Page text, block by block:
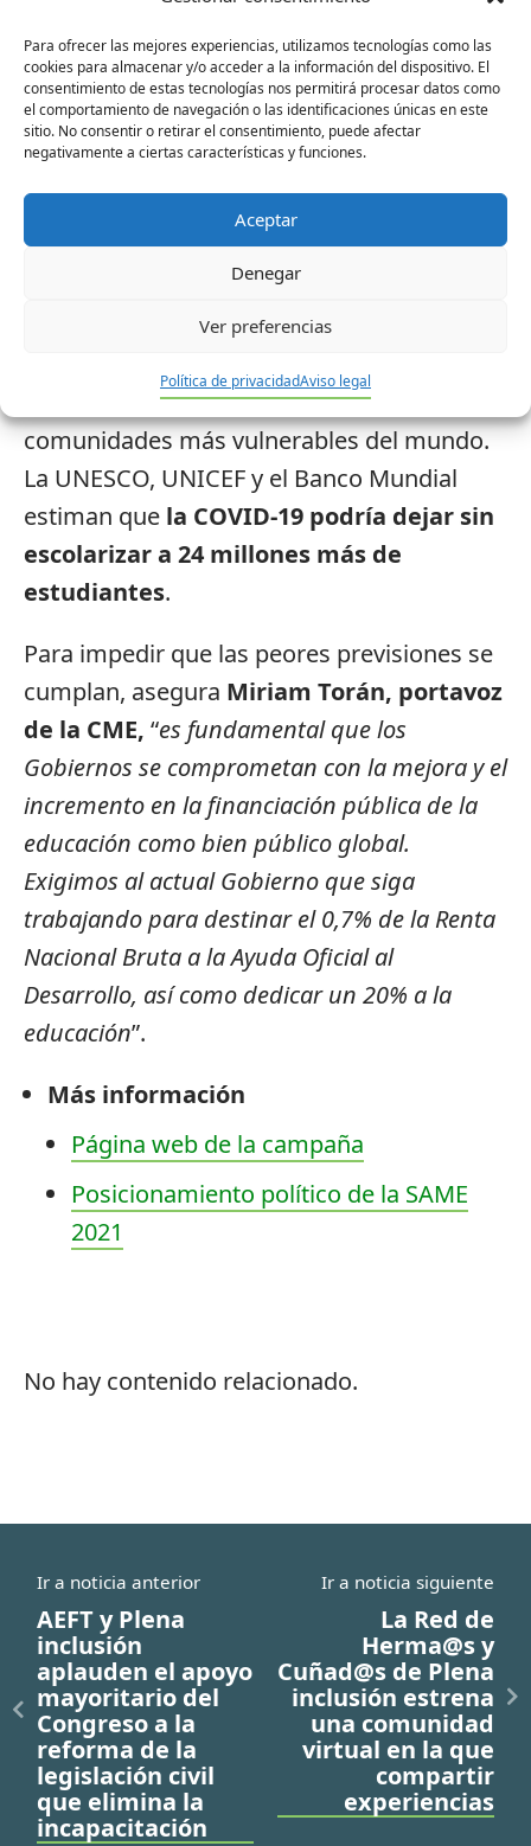
Para ofrecer las mejores experiencias, utilizamos tecnologías como las
cookies para almacenar y/o acceder a la información del dispositivo. El
consentimiento de estas tecnologías nos permitirá procesar datos como
el comportamiento de navegación o las identificaciones únicas en este
sitio. No consentir o retirar el consentimiento, puede afectar
negativamente a ciertas características y funciones.
Aceptar
Denegar
Ver preferencias
Política de privacidadAviso legal
para exigir
una adecuada financiación que asegure el
cumplimiento del Objetivo de Desarrollo
Sostenible 4, sobre el derecho a la
educación.
Financiación para asegurar el derecho a
Si no se toman medidas urgentes, el
empeorando la situación de las personas y
comunidades más vulnerables del mundo.
La UNESCO, UNICEF y el Banco Mundial
estiman que la COVID-19 podría dejar sin
escolarizar a 24 millones más de
estudiantes.
Para impedir que las peores previsiones se
cumplan, asegura Miriam Torán, portavoz
de la CME, “es fundamental que los
Gobiernos se comprometan con la mejora y el
incremento en la financiación pública de la
educación como bien público global.
Exigimos al actual Gobierno que siga
trabajando para destinar el 0,7% de la Renta
Nacional Bruta a la Ayuda Oficial al
Desarrollo, así como dedicar un 20% a la
educación”.
Más información
Página web de la campaña
Posicionamiento político de la SAME
2021
No hay contenido relacionado.
Ir a noticia anterior
AEFT y Plena
inclusión
aplauden el apoyo
mayoritario del
Congreso a la
reforma de la
legislación civil
que elimina la
incapacitación
Ir a noticia siguiente
La Red de
Herma@s y
Cuñad@s de Plena
inclusión estrena
una comunidad
virtual en la que
compartir
experiencias